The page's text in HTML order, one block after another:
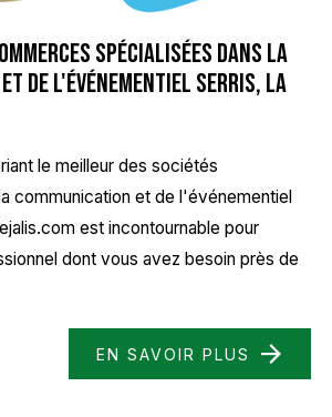
spécialisées dans la
de l'événementiel Serris, la
le meilleur des sociétés
communication et de l'événementiel
est incontournable pour
dont vous avez besoin près de
EN SAVOIR PLUS